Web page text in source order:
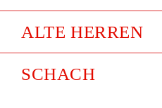
ALTE HERREN
SCHACH